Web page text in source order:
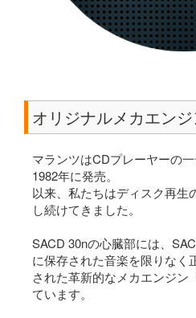
オリジナルメカエンジ
マランツはCDプレーヤーの
1982年に発売。
以来、私たちはディスク再生
し続けてきました。
SACD 30nの心臓部には、
に保存された音楽を限りなく
された革新的なメカエンジン
ています。